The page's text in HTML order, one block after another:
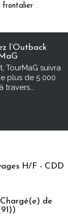
frontalier
l’Outback
TourMaG suivra
plus de 5 000
travers...
H/F - CDD
de